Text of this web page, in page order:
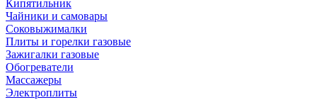
Кипятильник
Чайники и самовары
Соковыжималки
Плиты и горелки газовые
Зажигалки газовые
Обогреватели
Массажеры
Электроплиты